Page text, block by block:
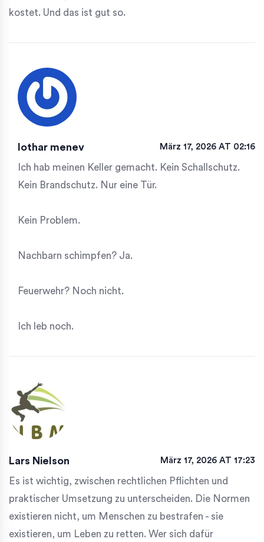
kostet. Und das ist gut so.
lothar menev März 17, 2026 AT 02:16
Ich hab meinen Keller gemacht. Kein Schallschutz.
Kein Brandschutz. Nur eine Tür.
Kein Problem.
Nachbarn schimpfen? Ja.
Feuerwehr? Noch nicht.
Ich leb noch.
Lars Nielson März 17, 2026 AT 17:23
Es ist wichtig, zwischen rechtlichen Pflichten und
praktischer Umsetzung zu unterscheiden. Die Normen
existieren nicht, um Menschen zu bestrafen - sie
existieren, um Leben zu retten. Wer sich dafür